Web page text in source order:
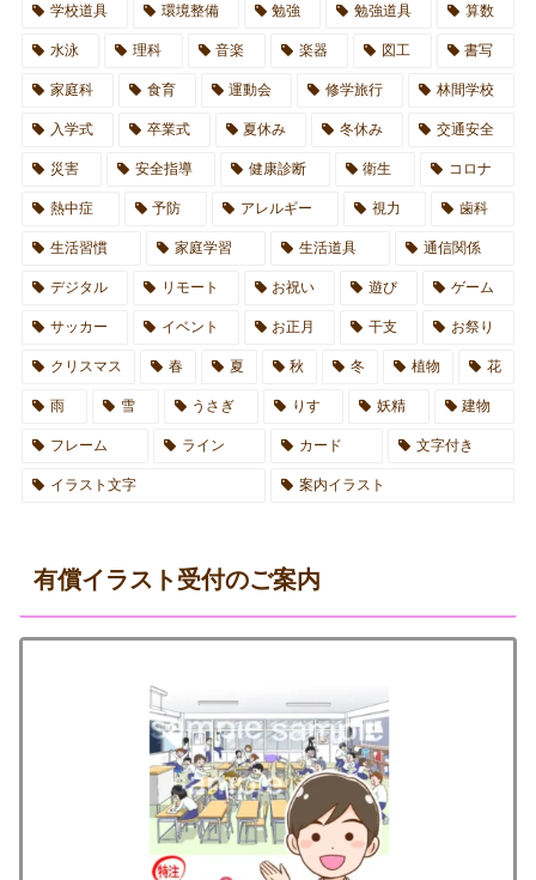
学校道具 環境整備 勉強 勉強道具 算数
水泳 理科 音楽 楽器 図工 書写
家庭科 食育 運動会 修学旅行 林間学校
入学式 卒業式 夏休み 冬休み 交通安全
災害 安全指導 健康診断 衛生 コロナ
熱中症 予防 アレルギー 視力 歯科
生活習慣 家庭学習 生活道具 通信関係
デジタル リモート お祝い 遊び ゲーム
サッカー イベント お正月 干支 お祭り
クリスマス 春 夏 秋 冬 植物 花
雨 雪 うさぎ りす 妖精 建物
フレーム ライン カード 文字付き
イラスト文字 案内イラスト
有償イラスト受付のご案内